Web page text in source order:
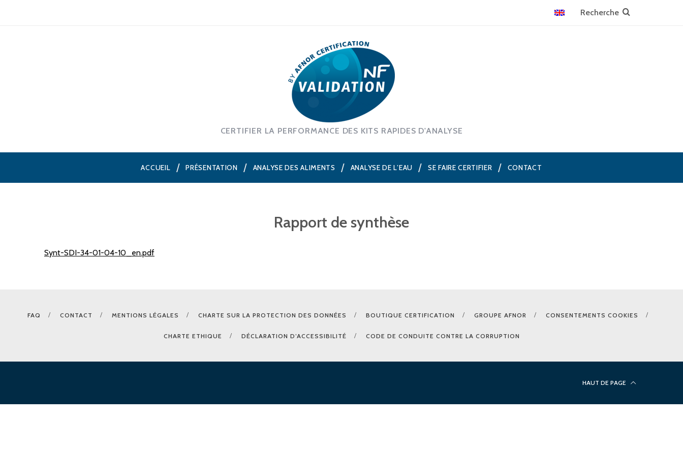
CERTIFIER LA PERFORMANCE DES KITS RAPIDES D'ANALYSE
ACCUEIL PRÉSENTATION ANALYSE DES ALIMENTS ANALYSE DE L’EAU SE FAIRE CERTIFIER CONTACT
Rapport de synthèse
Synt-SDI-34-01-04-10_en.pdf
FAQ CONTACT MENTIONS LÉGALES CHARTE SUR LA PROTECTION DES DONNÉES BOUTIQUE CERTIFICATION GROUPE AFNOR CONSENTEMENTS COOKIES
CHARTE ETHIQUE DÉCLARATION D’ACCESSIBILITÉ CODE DE CONDUITE CONTRE LA CORRUPTION
HAUT DE PAGE